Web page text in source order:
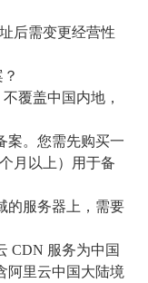
后需变更经营性
覆盖中国内地，
案。您需先购买一
月以上）用于备
的服务器上，需要
CDN 服务为中国
阿里云中国大陆境